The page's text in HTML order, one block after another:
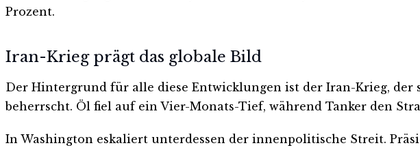
Prozent.
Iran-Krieg prägt das globale Bild
Der Hintergrund für alle diese Entwicklungen ist der Iran-Krieg,
beherrscht. Öl fiel auf ein Vier-Monats-Tief, während Tanker den
In Washington eskaliert unterdessen der innenpolitische Streit.